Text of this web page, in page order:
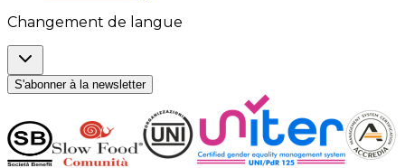
Changement de langue
S'abonner à la newsletter